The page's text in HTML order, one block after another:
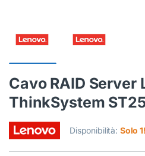
Cavo RAID Server
ThinkSystem
Disponibilità: Solo 1!